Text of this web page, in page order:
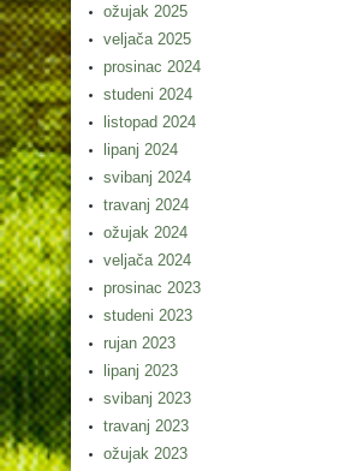
ožujak 2025
veljača 2025
prosinac 2024
studeni 2024
listopad 2024
lipanj 2024
svibanj 2024
travanj 2024
ožujak 2024
veljača 2024
prosinac 2023
studeni 2023
rujan 2023
lipanj 2023
svibanj 2023
travanj 2023
ožujak 2023